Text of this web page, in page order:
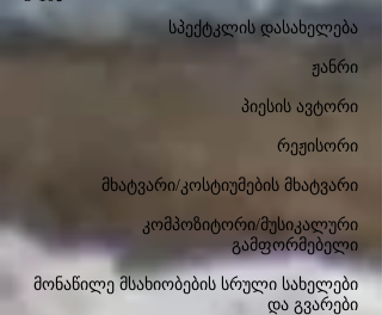
სპექტკლის დასახელება
ჟანრი
პიესის ავტორი
რეჟისორი
მხატვარი/კოსტიუმების მხატვარი
კომპოზიტორი/მუსიკალური
გამფორმებელი
მონაწილე მსახიობების სრული სახელები
და გვარები